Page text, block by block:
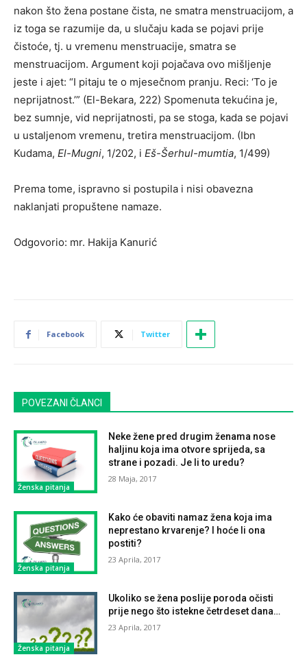
nakon što žena postane čista, ne smatra menstruacijom, a
iz toga se razumije da, u slučaju kada se pojavi prije
čistoće, tj. u vremenu menstruacije, smatra se
menstruacijom. Argument koji pojačava ovo mišljenje
jeste i ajet: “I pitaju te o mjesečnom pranju. Reci: ‘To je
neprijatnost.’” (El-Bekara, 222) Spomenuta tekućina je,
bez sumnje, vid neprijatnosti, pa se stoga, kada se pojavi
u ustaljenom vremenu, tretira menstruacijom. (Ibn
Kudama, El-Mugni, 1/202, i Eš-Šerhul-mumtia, 1/499)
Prema tome, ispravno si postupila i nisi obavezna
naklanjati propuštene namaze.
Odgovorio: mr. Hakija Kanurić
Facebook Twitter
POVEZANI ČLANCI
Ženska pitanja
Neke žene pred drugim ženama nose
haljinu koja ima otvore sprijeda, sa
strane i pozadi. Je li to uredu?
28 Maja, 2017
Ženska pitanja
Kako će obaviti namaz žena koja ima
neprestano krvarenje? I hoće li ona
postiti?
23 Aprila, 2017
Ženska pitanja
Ukoliko se žena poslije poroda očisti
prije nego što istekne četrdeset dana…
23 Aprila, 2017